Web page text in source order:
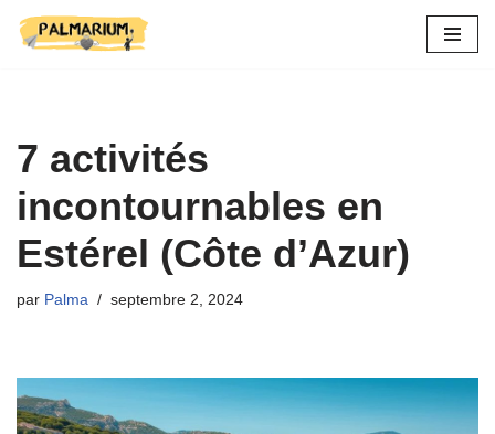
7 activités
incontournables en
Estérel (Côte d’Azur)
par Palma septembre 2, 2024